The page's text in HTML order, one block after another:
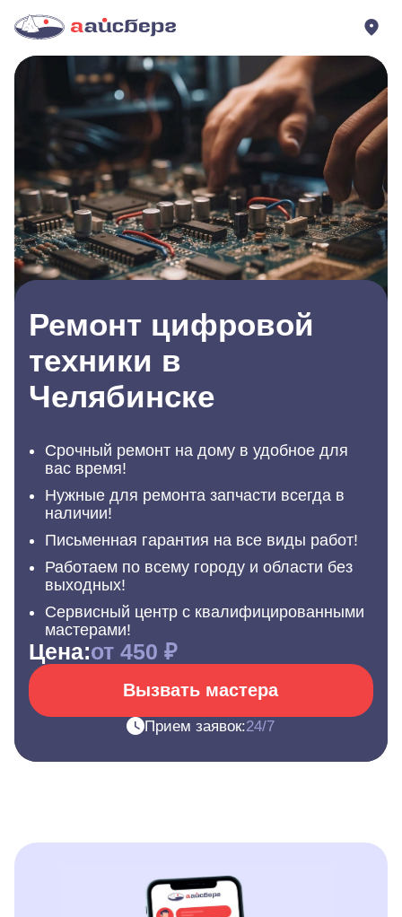
Ремонт цифровой
техники в
Челябинске
Срочный ремонт на дому в удобное для
вас время!
Нужные для ремонта запчасти всегда в
наличии!
Письменная гарантия на все виды работ!
Работаем по всему городу и области без
выходных!
Сервисный центр с квалифицированными
мастерами!
Цена:от 450 ₽
Вызвать мастера
Прием заявок:24/7